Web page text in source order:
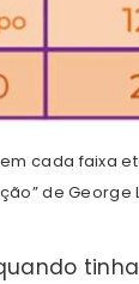
cada faixa
de George